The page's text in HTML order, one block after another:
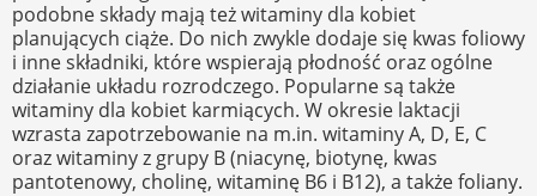
podobne składy mają też witaminy dla kobiet
planujących ciąże. Do nich zwykle dodaje się kwas foliowy
i inne składniki, które wspierają płodność oraz ogólne
działanie układu rozrodczego. Popularne są także
witaminy dla kobiet karmiących. W okresie laktacji
wzrasta zapotrzebowanie na m.in. witaminy A, D, E, C
oraz witaminy z grupy B (niacynę, biotynę, kwas
pantotenowy, cholinę, witaminę B6 i B12), a także foliany.